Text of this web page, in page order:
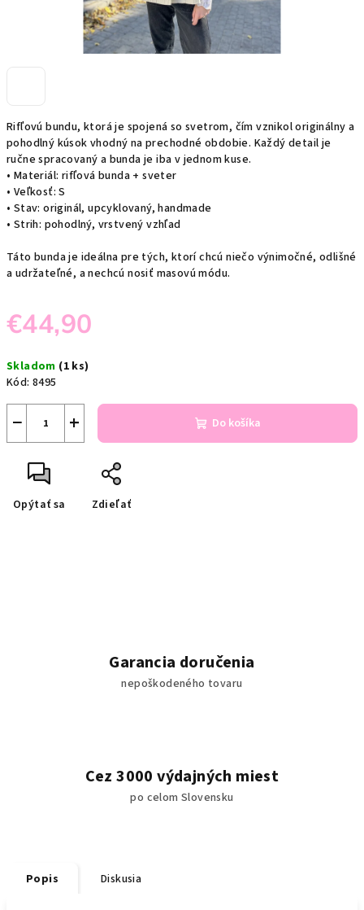
Rifľovú bundu, ktorá je spojená so svetrom, čím vznikol originálny a
pohodlný kúsok vhodný na prechodné obdobie. Každý detail je
ručne spracovaný a bunda je iba v jednom kuse.
• Materiál: rifľová bunda + sveter
• Veľkosť: S
• Stav: originál, upcyklovaný, handmade
• Strih: pohodlný, vrstvený vzhľad
Táto bunda je ideálna pre tých, ktorí chcú niečo výnimočné, odlišné
a udržateľné, a nechcú nosiť masovú módu.
€44,90
cena:
Skladom (1 ks)
Kód: 8495
+
− Do košíka
Opýtať sa Zdieľať
Garancia doručenia
nepoškodeného tovaru
Cez 3000 výdajných miest
po celom Slovensku
Popis Diskusia